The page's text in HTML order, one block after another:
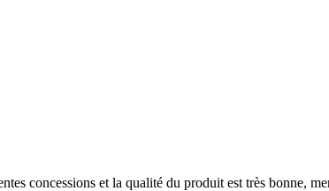
concessions et la qualité du produit est très bonne,